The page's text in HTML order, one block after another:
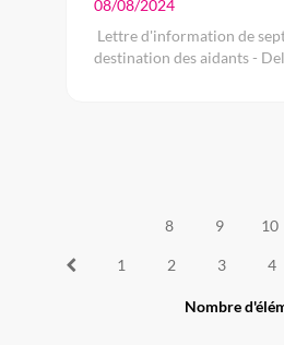
08/08/2024
Lettre d'information de
destination des aidants -
Nombre
1 2 3 4
8 9 10